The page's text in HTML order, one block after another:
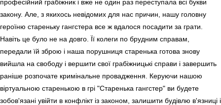
професійний грабіжник і вже не один раз переступала всі букви
закону. Але, з якихось невідомих для нас причин, нашу головну
героїню стареньку гангстера все ж вдалося посадити за грати.
Навіть це було не на довго. Її колеги по брудним справам,
передали їй зброю і наша порушниця старенька готова знову
вийшла на свободу і вершити свої грабіжницькі справи і завершить
раніше розпочате кримінальне провадження. Керуючи нашою
віртуальною старенькою в грі "Старенька гангстер" ви будете
зобов'язані увійти в конфлікт із законом, залишити будівлю в'язниці і